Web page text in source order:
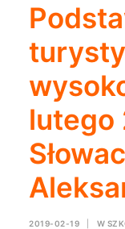
lutego
2019-02-19 W